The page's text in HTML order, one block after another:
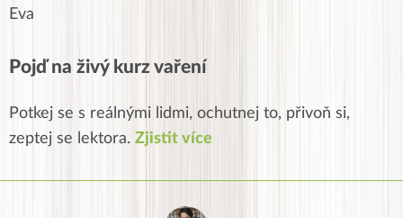
Eva
Pojď na živý kurz vaření
Potkej se s reálnými lidmi, ochutnej to, přivoň si,
zeptej se lektora. Zjistit více